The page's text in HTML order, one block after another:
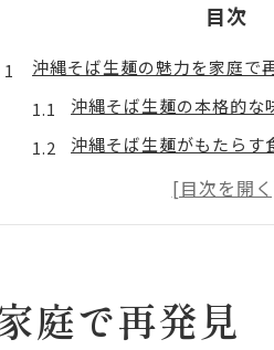
目次
沖縄そば生麺の魅力を家庭で
沖縄そば生麺の本格的な
沖縄そば生麺がもたらす
沖縄そば生麺の特徴と地
沖縄そば生麺でいつもの
もちもち食感を楽しむ沖縄そ
沖縄そば生麺のもちもち
庭で再発見